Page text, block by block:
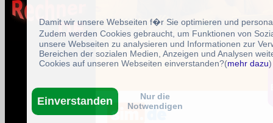
Damit wir unsere Webseiten f�r Sie optimieren und
Zudem werden Cookies gebraucht, um Funktionen von
unsere Webseiten zu analysieren und Informationen zur
Bereichen der sozialen Medien, Anzeigen und Analysen
Cookies auf unseren Webseiten einverstanden?(mehr dazu)
Einverstanden
Nur die
Notwendigen